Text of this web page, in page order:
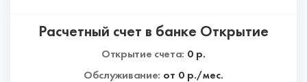
Расчетный счет в банке Открытие
Открытие счета: 0 р.
Обслуживание: от 0р./мес.